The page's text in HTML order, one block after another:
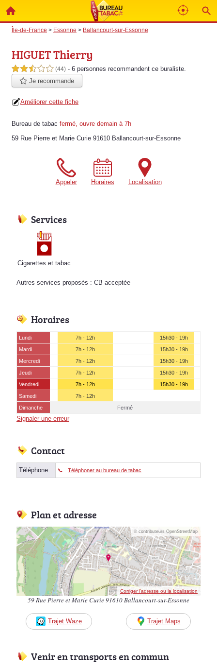
Île-de-France > Essonne > Ballancourt-sur-Essonne
HIGUET Thierry
2,5 étoiles sur 5 (44) - 6 personnes recommandent ce buraliste.
Je recommande
Améliorer cette fiche
Bureau de tabac fermé, ouvre demain à 7h
59 Rue Pierre et Marie Curie 91610 Ballancourt-sur-Essonne
Appeler Horaires Localisation
Services
Cigarettes et tabac
Autres services proposés : CB acceptée
Horaires
Lundi 7h - 12h
15h30 - 19h
Mardi
7h - 12h
15h30 - 19h
Mercredi
7h - 12h
15h30 - 19h
Jeudi
7h - 12h
15h30 - 19h
Vendredi
7h - 12h
15h30 - 19h
Samedi
7h - 12h
Dimanche
Fermé
Signaler une erreur
Contact
Téléphone Téléphoner au bureau de tabac
Plan et adresse
© contributeurs OpenStreetMap
Corriger l’adresse ou la localisation
59 Rue Pierre et Marie Curie 91610 Ballancourt-sur-Essonne
Trajet Waze Trajet Maps
Venir en transports en commun